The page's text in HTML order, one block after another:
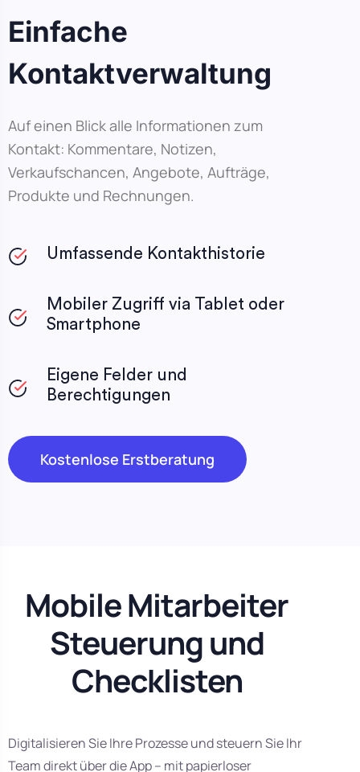
Einfache
Kontaktverwaltung
Auf einen Blick alle Informationen zum
Kontakt: Kommentare, Notizen,
Verkaufschancen, Angebote, Aufträge,
Produkte und Rechnungen.
Umfassende Kontakthistorie
Mobiler Zugriff via Tablet oder
Smartphone
Eigene Felder und
Berechtigungen
Kostenlose Erstberatung
Mobile Mitarbeiter
Steuerung und
Checklisten
Digitalisieren Sie Ihre Prozesse und steuern Sie Ihr
Team direkt über die App – mit papierloser